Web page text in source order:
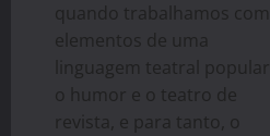
quando trabalhamos com
elementos de uma
linguagem teatral popular,
o humor e o teatro de
revista, e para tanto, o